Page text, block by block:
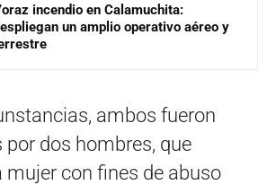
incendio en Calamuchita:
un amplio operativo aéreo y
ambos fueron
por dos hombres, que
mujer con fines de abuso